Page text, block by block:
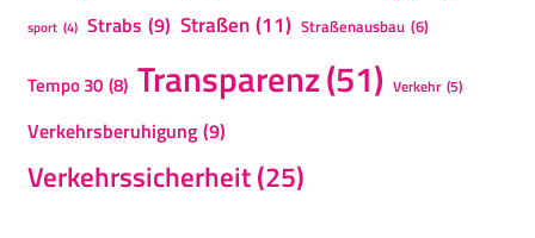
sport (4) Strabs (9) Straßen(11) Straßenausbau (6)
Tempo 30 (8) Transparenz(51) Verkehr (5)
Verkehrsberuhigung (9)
Verkehrssicherheit(25)